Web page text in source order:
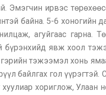
Эмэгчин ирвэс
байна. 5-6 хоногийн
агуйгаас гарна.
явж хоол
тэжээмэл хонь
байлгах гол
хориглож,